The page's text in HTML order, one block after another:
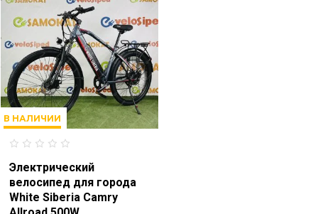
В НАЛИЧИИ
Электрический
велосипед для города
White Siberia Camry